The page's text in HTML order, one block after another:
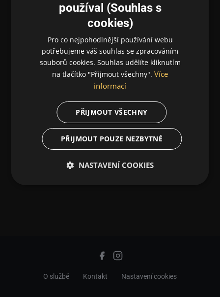
O službě Kontakt Nastavení cookies
používal (Souhlas s
cookies)
Pro co nejpohodlnější používání webu
potřebujeme váš souhlas se zpracováním
souborů cookies. Souhlas udělíte kliknutím
na tlačítko "Přijmout všechny". Více
informací
PŘIJMOUT VŠECHNY
PŘIJMOUT POUZE NEZBYTNÉ
NASTAVENÍ COOKIES